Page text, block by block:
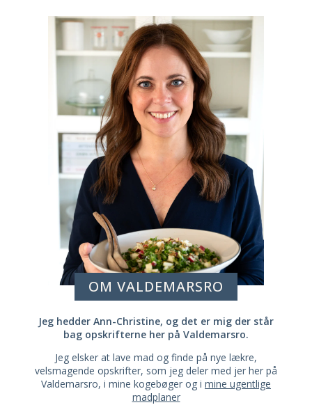
OM VALDEMARSRO
Jeg hedder Ann-Christine, og det er mig der står
bag opskrifterne her på Valdemarsro.
Jeg elsker at lave mad og finde på nye lækre,
velsmagende opskrifter, som jeg deler med jer her på
Valdemarsro, i mine kogebøger og i mine ugentlige
madplaner